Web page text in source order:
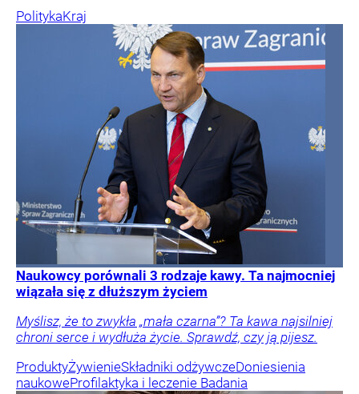
PolitykaKraj
Naukowcy porównali 3 rodzaje kawy. Ta najmocniej
wiązała się z dłuższym życiem
Myślisz, że to zwykła „mała czarna”? Ta kawa najsilniej
chroni serce i wydłuża życie. Sprawdź, czy ją pijesz.
ProduktyŻywienieSkładniki odżywczeDoniesienia
naukoweProfilaktyka i leczenie Badania